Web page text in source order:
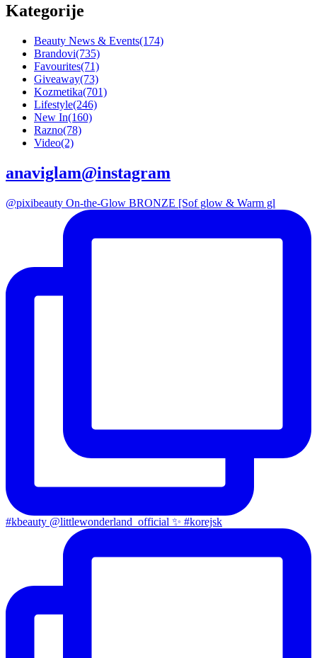
Kategorije
Beauty News & Events(174)
Brandovi(735)
Favourites(71)
Giveaway(73)
Kozmetika(701)
Lifestyle(246)
New In(160)
Razno(78)
Video(2)
anaviglam@instagram
@pixibeauty On-the-Glow BRONZE [Sof glow & Warm gl
#kbeauty @littlewonderland_official ✨ #korejsk